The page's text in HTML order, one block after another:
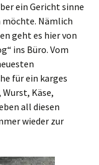
ein Gericht sinne
möchte. Nämlich
geht es hier von
ins Büro. Vom
für ein karges
Käse,
all diesen
wieder zur